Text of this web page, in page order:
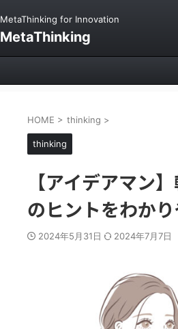
MetaThinking for Innovation
MetaThinking
HOME > thinking >
thinking
【アイデアマン
のヒントをわかり
2024年5月31日 2024年7月7日